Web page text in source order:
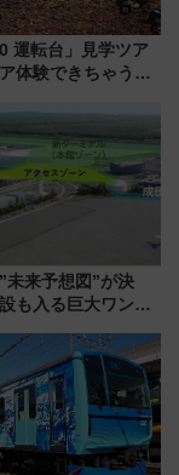
運転台」見学ツア
体験できちゃうか
未来予想図”が決
も入る巨大ワンタ
品川･羽田とを結
駅は2面3線化！